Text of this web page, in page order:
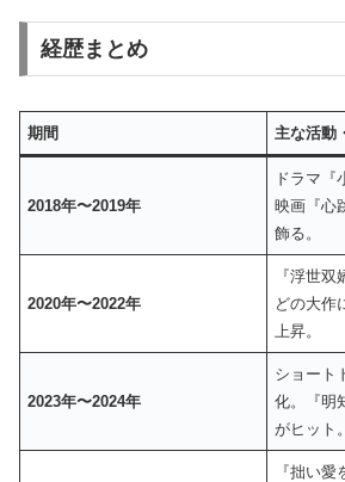
経歴まとめ
期間 主な活動
2018年〜2019年
ドラマ『
映画『心
飾る。
2020年〜2022年
『浮世
どの大作
上昇。
2023年〜2024年
ショート
化。『明
がヒット。
『拙い